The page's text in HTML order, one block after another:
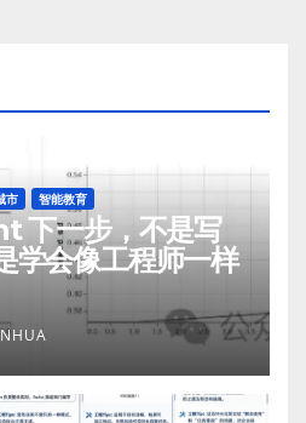
市 智能教育
下一步，不是写
学会像工程师一样